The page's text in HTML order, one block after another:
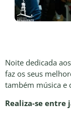
Noite dedicada
faz os seus
também música e
Realiza-se entre